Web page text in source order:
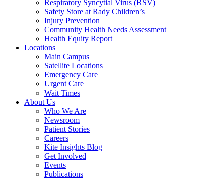
Respiratory Syncytial Virus (RSV)
Safety Store at Rady Children’s
Injury Prevention
Community Health Needs Assessment
Health Equity Report
Locations
Main Campus
Satellite Locations
Emergency Care
Urgent Care
Wait Times
About Us
Who We Are
Newsroom
Patient Stories
Careers
Kite Insights Blog
Get Involved
Events
Publications